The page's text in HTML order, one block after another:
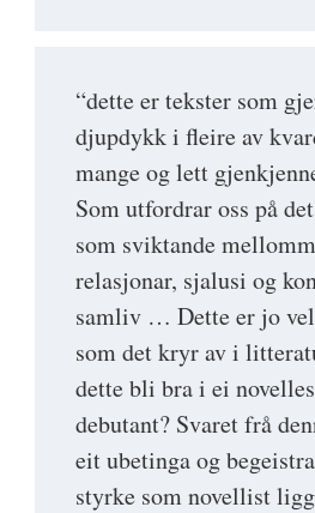
“dette er tekster som
djupdykk i fleire av
mange og lett
Som utfordrar oss på
som sviktande
relasjonar, sjalusi og
samliv … Dette er jo
som det kryr av i
dette bli bra i ei
debutant? Svaret frå
eit ubetinga og
styrke som novellist